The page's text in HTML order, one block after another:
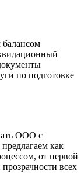
по подготовке
ООО с
как
от первой
всех